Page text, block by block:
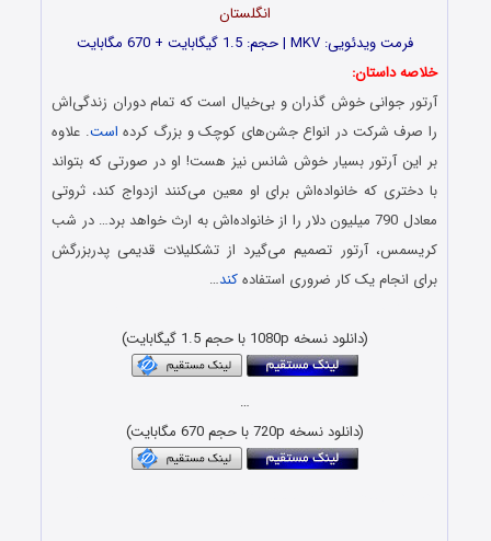
انگلستان
فرمت ویدئویی: MKV | حجم: 1.5 گیگابایت + 670 مگابایت
خلاصه داستان:
آرتور جوانی خوش گذران و بی‌خیال است که تمام دوران زندگی‌اش
را صرف شرکت در انواع جشن‌های کوچک و بزرگ کرده است. علاوه
بر این آرتور بسیار خوش شانس نیز هست! او در صورتی که بتواند
با دختری که خانواده‌اش برای او معین می‌کنند ازدواج کند، ثروتی
معادل 790 میلیون دلار را از خانواده‌اش به ارث خواهد برد… در شب
کریسمس، آرتور تصمیم می‌گیرد از تشکلیلات قدیمی پدربزرگش
برای انجام یک کار ضروری استفادهکند…
(دانلود نسخه 1080p با حجم 1.5 گیگابایت)
…
(دانلود نسخه 720p با حجم 670 مگابایت)